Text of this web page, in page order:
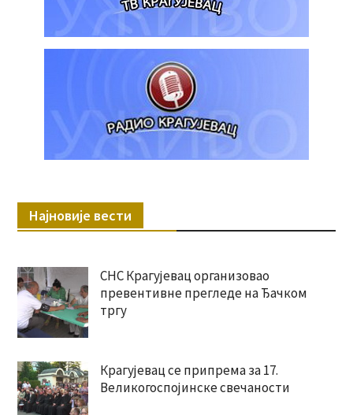
Најновије вести
СНС Крагујевац организовао
превентивне прегледе на Ђачком
тргу
Крагујевац се припрема за 17.
Великогоспојинске свечаности